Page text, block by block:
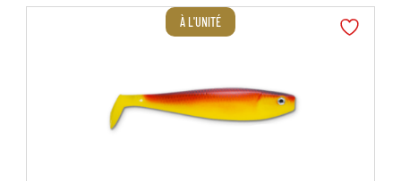
À L'UNITÉ